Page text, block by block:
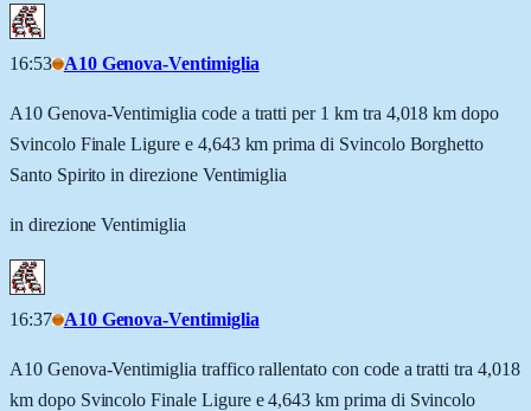
16:53 A10 Genova-Ventimiglia
A10 Genova-Ventimiglia code a tratti per 1 km tra 4,018 km dopo
Svincolo Finale Ligure e 4,643 km prima di Svincolo Borghetto
Santo Spirito in direzione Ventimiglia
in direzione Ventimiglia
16:37 A10 Genova-Ventimiglia
A10 Genova-Ventimiglia traffico rallentato con code a tratti tra 4,018
km dopo Svincolo Finale Ligure e 4,643 km prima di Svincolo